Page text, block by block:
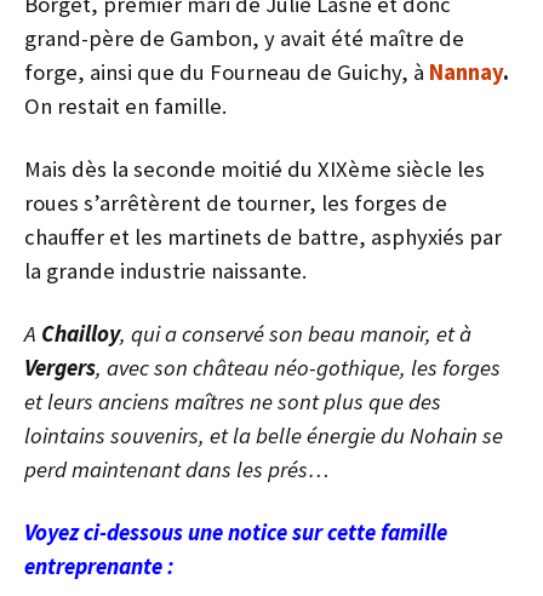
grand-père de Gambon, y avait été maître de
forge, ainsi que du Fourneau de Guichy, à Nannay.
On restait en famille.
Mais dès la seconde moitié du XIXème siècle les
roues s’arrêtèrent de tourner, les forges de
chauffer et les martinets de battre, asphyxiés par
la grande industrie naissante.
A Chailloy, qui a conservé son beau manoir, et à
Vergers, avec son château néo-gothique, les forges
et leurs anciens maîtres ne sont plus que des
lointains souvenirs, et la belle énergie du Nohain se
perd maintenant dans les prés…
Voyez ci-dessous une notice sur cette famille
entreprenante :